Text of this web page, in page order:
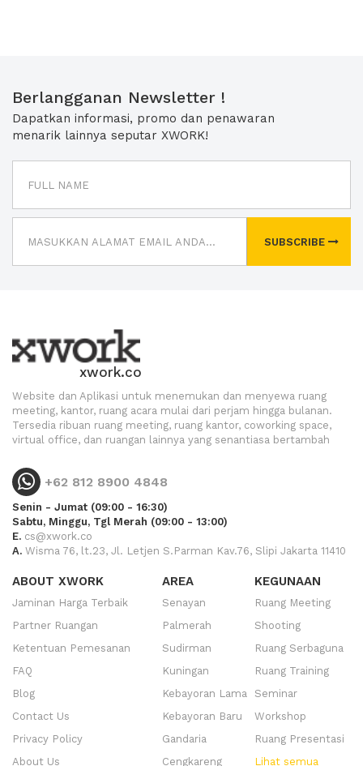
Berlangganan Newsletter !
Dapatkan informasi, promo dan penawaran
menarik lainnya seputar XWORK!
SUBSCRIBE
xwork.co
Website dan Aplikasi untuk menemukan dan menyewa ruang
meeting, kantor, ruang acara mulai dari perjam hingga bulanan.
Tersedia ribuan ruang meeting, ruang kantor, coworking space,
virtual office, dan ruangan lainnya yang senantiasa bertambah
+62 812 8900 4848
Senin - Jumat (09:00 - 16:30)
Sabtu, Minggu, Tgl Merah (09:00 - 13:00)
E. cs@xwork.co
A. Wisma 76, lt.23, Jl. Letjen S.Parman Kav.76, Slipi Jakarta 11410
ABOUT XWORK
Jaminan Harga Terbaik
Partner Ruangan
Ketentuan Pemesanan
FAQ
Blog
Contact Us
Privacy Policy
About Us
AREA
Senayan
Palmerah
Sudirman
Kuningan
Kebayoran Lama
Kebayoran Baru
Gandaria
Cengkareng
KEGUNAAN
Ruang Meeting
Shooting
Ruang Serbaguna
Ruang Training
Seminar
Workshop
Ruang Presentasi
Lihat semua